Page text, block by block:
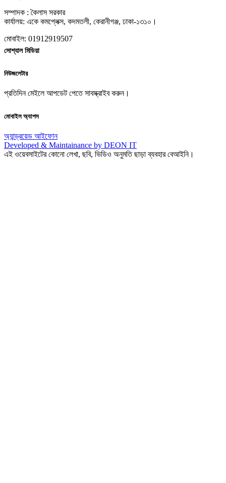
সম্পাদক : কৈলাস সরকার
কার্যালয়: একে কমপ্লেক্স, কদমতলী, কেরানীগঞ্জ, ঢাকা-১৩১০।
মোবাইল: 01912919507
সোশ্যাল মিডিয়া
নিউজলেটার
প্রতিদিন মেইলে আপডেট পেতে সাবস্ক্রাইব করুন।
মোবাইল অ্যাপস
অ্যান্ড্রয়েড আইফোন
Developed & Maintainance by DEON IT
এই ওয়েবসাইটের কোনো লেখা, ছবি, ভিডিও অনুমতি ছাড়া ব্যবহার বেআইনি।